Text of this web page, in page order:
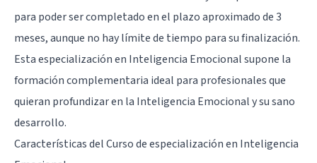
para poder ser completado en el plazo aproximado de 3
meses, aunque no hay límite de tiempo para su finalización.
Esta especialización en Inteligencia Emocional supone la
formación complementaria ideal para profesionales que
quieran profundizar en la Inteligencia Emocional y su sano
desarrollo.
Características del Curso de especialización en Inteligencia